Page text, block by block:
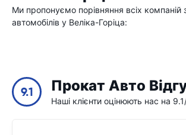
Ми пропонуємо порівняння всіх компаній
автомобілів у Веліка-Горіца:
9.1 Прокат Авто
Наші клієнти оцінюють нас на